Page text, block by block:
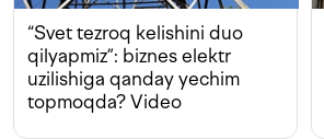
“Svet tezroq kelishini duo
qilyapmiz”: biznes elektr
uzilishiga qanday yechim
topmoqda? Video